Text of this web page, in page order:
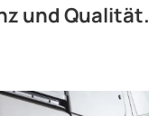
und Qualität.